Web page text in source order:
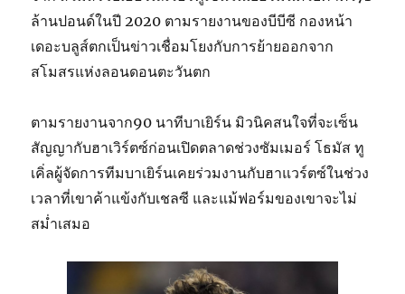
ล้านปอนด์ในปี 2020 ตามรายงานของบีบีซี กองหน้า
เดอะบลูส์ตกเป็นข่าวเชื่อมโยงกับการย้ายออกจาก
สโมสรแห่งลอนดอนตะวันตก
ตามรายงานจาก90 นาทีบาเยิร์น มิวนิคสนใจที่จะเซ็น
สัญญากับฮาเวิร์ตซ์ก่อนเปิดตลาดช่วงซัมเมอร์ โธมัส ทู
เคิ่ลผู้จัดการทีมบาเยิร์นเคยร่วมงานกับฮาแวร์ตซ์ในช่วง
เวลาที่เขาค้าแข้งกับเชลซี และแม้ฟอร์มของเขาจะไม่
สม่ำเสมอ